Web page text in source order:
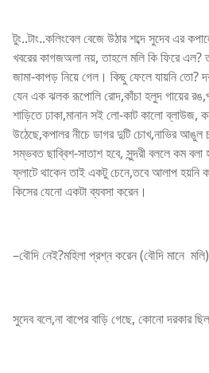
টুং..টাং..কলিংবেল বেজে উঠার শব্দে সুদেব এর
খবরের কাগজঅলা নয়, তাহলে মলি কি ফিরে এল?
জামা-কাপড় নিয়ে গেল। কিছু ফেলে যায়নি তো?
যেন এক ঝলক রূপোলি রোদ,কাঁচা হলুদ গায়ের
শাড়িতে ঢাকা,মানান সই লো-কাট কালো ব্লাউজ,
উঠেছে,কপালর নীচে ডাগর দুটি চোখ,নাভির আঙুল
সম্ভবত ছাব্বিশ-সাতাশ হবে, সুন্দরী বললে কম
ফ্লাটে থাকেন তাই একটু চেনে,তবে আলাপ হয়নি
কিসের যেনো একটা ব্যবসা করেন।
–বৌদি নেই?মহিলা প্রশ্ন করেন (বৌদি মানে মলি)
সুদেব বলে,না বাপের বাড়ি গেছে, কোনো দরকার